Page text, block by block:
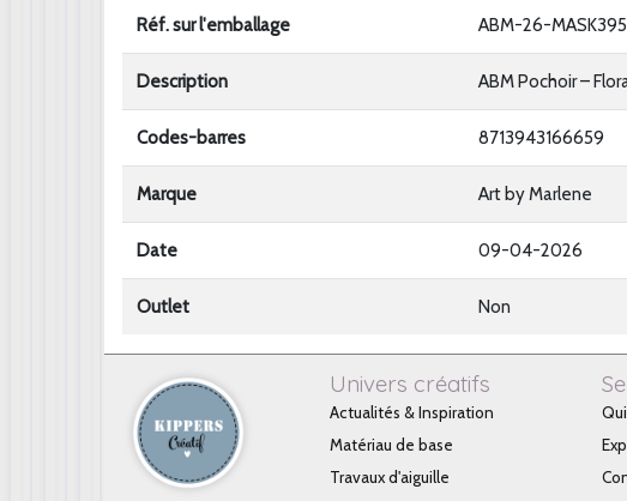
Réf. sur l'emballage ABM-26-MASK395
Description ABM Pochoir –
Codes-barres 8713943166659
Marque Art by Marlene
Date 09-04-2026
Outlet Non
Univers créatifs
Actualités & Inspiration
Matériau de base
Travaux d'aiguille